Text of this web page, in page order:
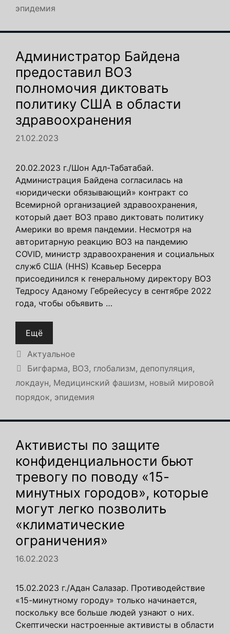
эпидемия
Администратор Байдена
предоставил ВОЗ
полномочия диктовать
политику США в области
здравоохранения
21.02.2023
20.02.2023 г./Шон Адл-Табатабай.
Администрация Байдена согласилась на
«юридически обязывающий» контракт со
Всемирной организацией здравоохранения,
который дает ВОЗ право диктовать политику
Америки во время пандемии. Несмотря на
авторитарную реакцию ВОЗ на пандемию
COVID, министр здравоохранения и социальных
служб США (HHS) Ксавьер Бесерра
присоединился к генеральному директору ВОЗ
Тедросу Аданому Гебрейесусу в сентябре 2022
года, чтобы объявить …
Ещё
Рубрики
Актуальное
Метки
Бигфарма, ВОЗ, глобализм, депопуляция,
локдаун, Медицинский фашизм, новый мировой
порядок, эпидемия
Активисты по защите
конфиденциальности бьют
тревогу по поводу «15-
минутных городов», которые
могут легко позволить
«климатические
ограничения»
16.02.2023
15.02.2023 г./Адан Салазар. Противодействие
«15-минутному городу» только начинается,
поскольку все больше людей узнают о них.
Скептически настроенные активисты в области